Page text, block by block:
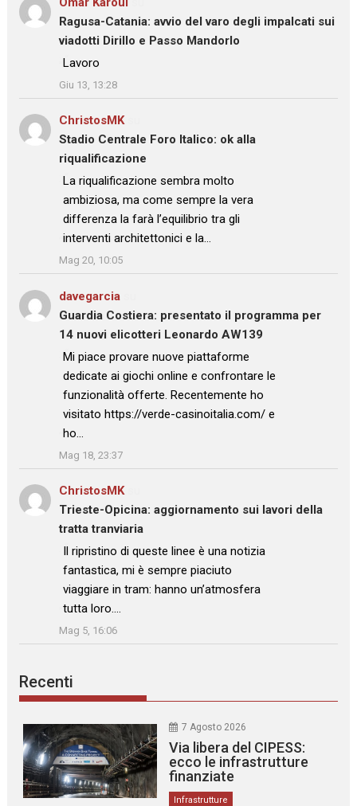
Ragusa-Catania: avvio del varo degli impalcati sui
viadotti Dirillo e Passo Mandorlo
: “Lavoro
”
Giu 13, 13:28
ChristosMKsu
Stadio Centrale Foro Italico: ok alla
riqualificazione
: “La riqualificazione sembra molto
ambiziosa, ma come sempre la vera
differenza la farà l’equilibrio tra gli
interventi architettonici e la…
”
Mag 20, 10:05
davegarcia
Guardia Costiera: presentato il programma per
14 nuovi elicotteri Leonardo AW139
: “
Mi piace provare nuove piattaforme
dedicate ai giochi online e confrontare le
funzionalità offerte. Recentemente ho
visitato https://verde-casinoitalia.com/ e
ho…
”
Mag 18, 23:37
ChristosMKsu
Trieste-Opicina: aggiornamento sui lavori della
tratta tranviaria
: “
Il ripristino di queste linee è una notizia
fantastica, mi è sempre piaciuto
viaggiare in tram: hanno un’atmosfera
tutta loro.…
”
Mag 5, 16:06
Recenti
7 Agosto 2026
Via libera del CIPESS:
ecco le infrastrutture
finanziate
Infrastrutture